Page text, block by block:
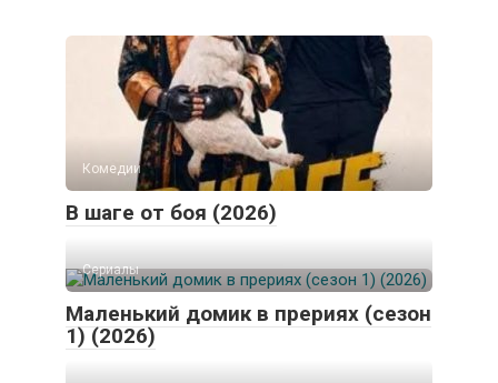
Комедии
В шаге от боя (2026)
Сериалы
Маленький домик в прериях (сезон
1) (2026)